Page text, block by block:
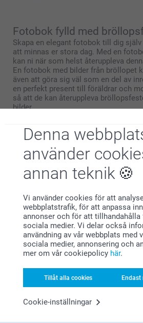
Denna
använder
annan teknik
Vi använder cookies för att
webbplatstrafik, för att anpassa
annonser och för att
sociala medier. Vi delar också
användning av vår webbplats med
sociala medier, annonsering och
mer om vår cookiepolicy här.
Tillåt alla cookies Endast
Cookie-inställningar
Fotobok fylld med
Skapa en elegant fotobok till dig
att minnas er stora dag. Med en
kan ni när som helst återuppleva
En fotobok med bilder från bröllopet
även att göra sig väl som en del av
en perfekt present till föräldrar och
så att de kan återuppleva
bilder.
lägga till en personlig hälsning där du
ville dela dagen med er och för
Fotobok till det nydöpta
och en fotobok är det perfekta sättet
dagen på.
Skapa en vacker dopbok med bilder
stolta familjen och gudföräldrarna,
och doppresenter.
Lägg till text som beskriver viktiga
från dopet blir ett varaktigt minne
andra finaprodukter för dop